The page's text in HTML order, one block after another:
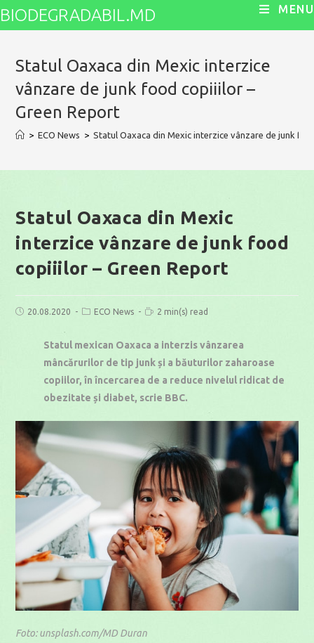
Skip
BIODEGRADABIL.MD MENU
Statul Oaxaca din Mexic interzice
vânzare de junk food copiiilor –
Green Report
> ECO News > Statul Oaxaca din Mexic interzice vânzare de junk
Statul Oaxaca din Mexic
interzice vânzare de junk food
copiiilor – Green Report
Post20.08.2020
PostECO News
Reading
2 min(s) read
Statul mexican Oaxaca a interzis vânzarea
mâncărurilor de tip junk și a băuturilor zaharoase
copiilor, în încercarea de a reduce nivelul ridicat de
obezitate și diabet, scrie BBC.
Foto: unsplash.com/MD Duran